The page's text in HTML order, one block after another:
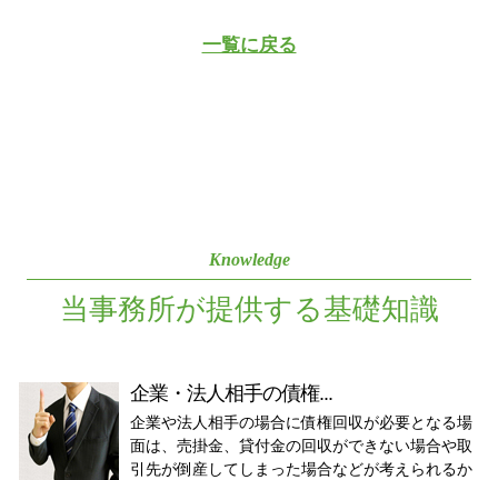
一覧に戻る
Knowledge
当事務所が提供する基礎知識
企業・法人相手の債権...
企業や法人相手の場合に債権回収が必要となる場
面は、売掛金、貸付金の回収ができない場合や取
引先が倒産してしまった場合などが考えられるか